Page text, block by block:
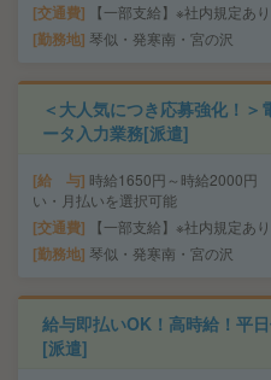
交通費 【一部支給】※社内規定あり
勤務地 琴似・発寒南・宮の沢
＜大人気につき応募強化！
ータ入力業務[派遣]
給 与 時給1650円～時給2000円
い・月払いを選択可能
交通費 【一部支給】※社内規定あり
勤務地 琴似・発寒南・宮の沢
給与即払いOK！高時給！平
[派遣]